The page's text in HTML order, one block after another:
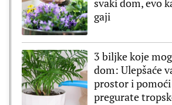
svaki dom, evo
gaji
3 biljke koje
dom: Ulepšaće
prostor i pomoći
pregurate